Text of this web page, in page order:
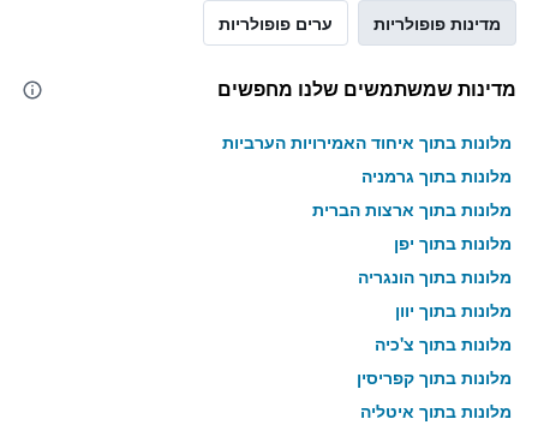
מדינות פופולריות ערים פופולריות
מדינות שמשתמשים שלנו מחפשים
מלונות בתוך איחוד האמירויות הערביות
מלונות בתוך גרמניה
מלונות בתוך ארצות הברית
מלונות בתוך יפן
מלונות בתוך הונגריה
מלונות בתוך יוון
מלונות בתוך צ'כיה
מלונות בתוך קפריסין
מלונות בתוך איטליה